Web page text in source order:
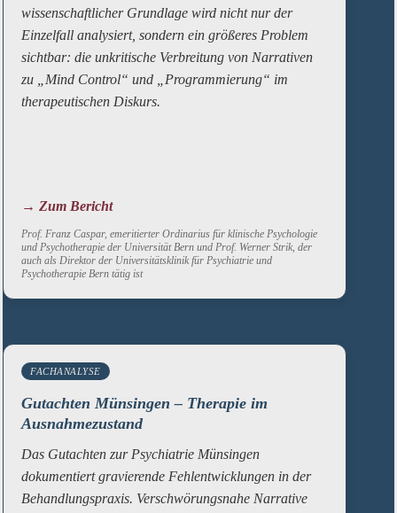
wissenschaftlicher Grundlage wird nicht nur der
Einzelfall analysiert, sondern ein größeres Problem
sichtbar: die unkritische Verbreitung von Narrativen
zu „Mind Control“ und „Programmierung“ im
therapeutischen Diskurs.
→ Zum Bericht
Prof. Franz Caspar, emeritierter Ordinarius für klinische Psychologie
und Psychotherapie der Universität Bern und Prof. Werner Strik, der
auch als Direktor der Universitätsklinik für Psychiatrie und
Psychotherapie Bern tätig ist
FACHANALYSE
Gutachten Münsingen – Therapie im
Ausnahmezustand
Das Gutachten zur Psychiatrie Münsingen
dokumentiert gravierende Fehlentwicklungen in der
Behandlungspraxis. Verschwörungsnahe Narrative